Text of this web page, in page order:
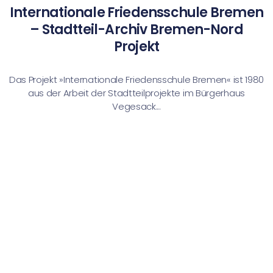
Internationale Friedensschule Bremen
– Stadtteil-Archiv Bremen-Nord
Projekt
Das Projekt »Internationale Friedensschule Bremen« ist 1980
aus der Arbeit der Stadtteilprojekte im Bürgerhaus
Vegesack...